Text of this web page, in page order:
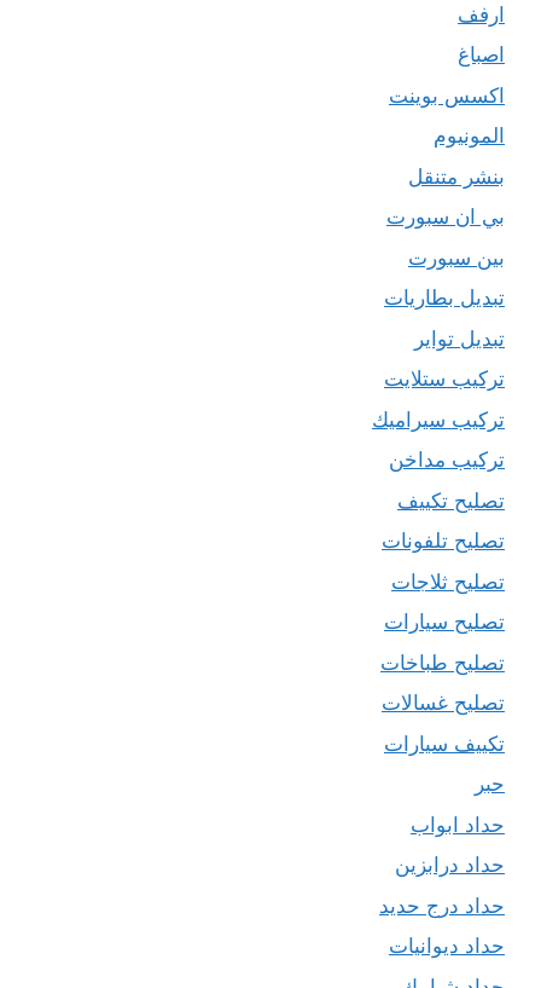
ارفف
اصباغ
اكسس بوينت
المونيوم
بنشر متنقل
بي ان سبورت
بين سبورت
تبديل بطاريات
تبديل تواير
تركيب ستلايت
تركيب سيراميك
تركيب مداخن
تصليح تكييف
تصليح تلفونات
تصليح ثلاجات
تصليح سيارات
تصليح طباخات
تصليح غسالات
تكييف سيارات
حبر
حداد ابواب
حداد درابزين
حداد درج حديد
حداد ديوانيات